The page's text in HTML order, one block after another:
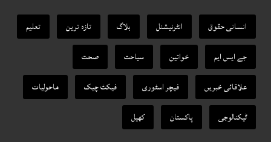
انسانی حقوق انٹرنیشنل بلاگ تازہ ترین
تعلیم
جے ایس ایم
خواتین سیاحت
صحت
علاقائی خبریں
فیچر اسٹوری فیکٹ‌ چیک
ماحولیات
ٹیکنالوجی
پاکستان کھیل